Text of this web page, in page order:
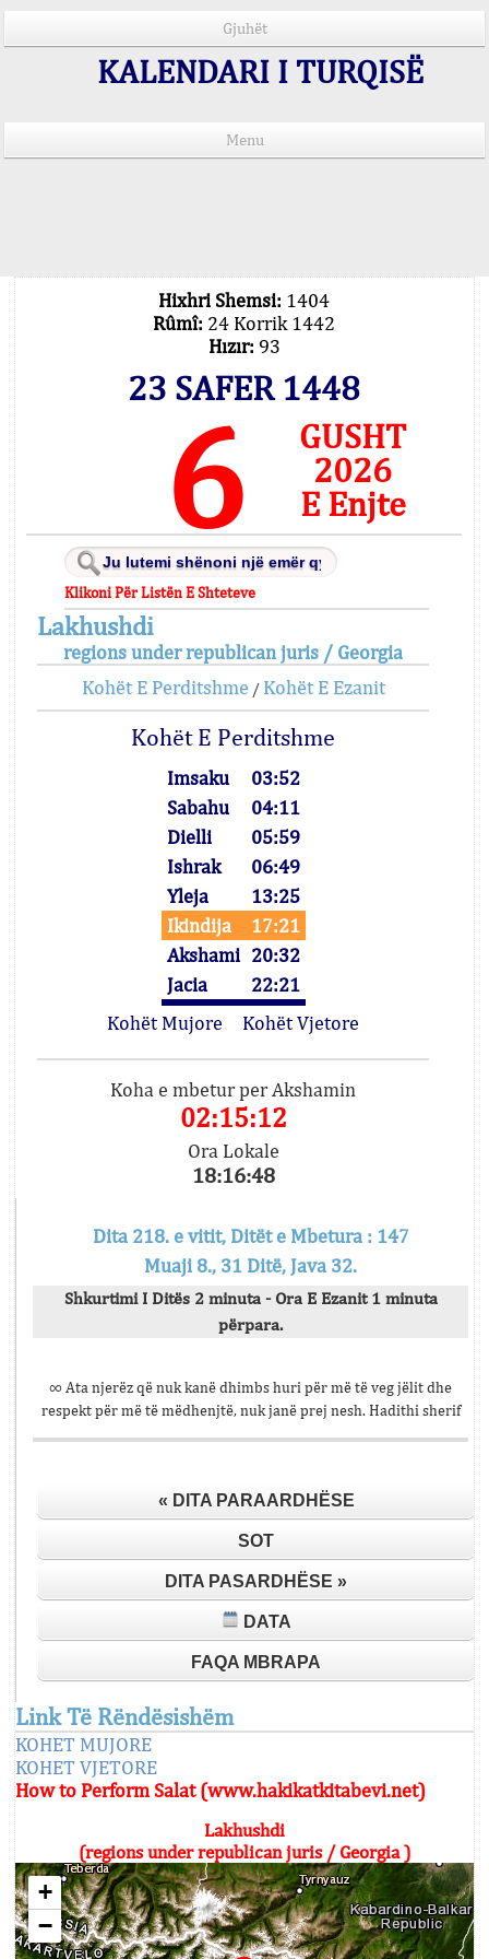
Gjuhët
KALENDARI I TURQISË
Menu
Hixhri Shemsi: 1404
Rûmî: 24 Korrik 1442
Hızır: 93
23 SAFER 1448
6
GUSHT
2026
E Enjte
Klikoni Për Listën E Shteteve
Lakhushdi
regions under republican juris / Georgia
Kohët E Perditshme/ Kohët E Ezanit
Kohët E Perditshme
Imsaku
03:52
Sabahu
04:11
Dielli
05:59
Ishrak
06:49
Yleja
13:25
Ikindija
17:21
Akshami 20:32
Jacia
22:21
Kohët Mujore
Kohët Vjetore
Koha e mbetur per Akshamin
02:15:12
Ora Lokale
18:16:48
Dita 218. e vitit, Ditët e Mbetura : 147
Muaji 8., 31 Ditë, Java 32.
Shkurtimi I Ditës 2 minuta - Ora E Ezanit 1 minuta
përpara.
∞ Ata njerëz që nuk kanë dhimbs huri për më të veg jëlit dhe
respekt për më të mëdhenjtë, nuk janë prej nesh. Hadithi sherif
« DITA PARAARDHËSE
SOT
DITA PASARDHËSE »
DATA
FAQA MBRAPA
Link Të Rëndësishëm
KOHET MUJORE
KOHET VJETORE
How to Perform Salat (www.hakikatkitabevi.net)
Lakhushdi
(regions under republican juris / Georgia )
+
−